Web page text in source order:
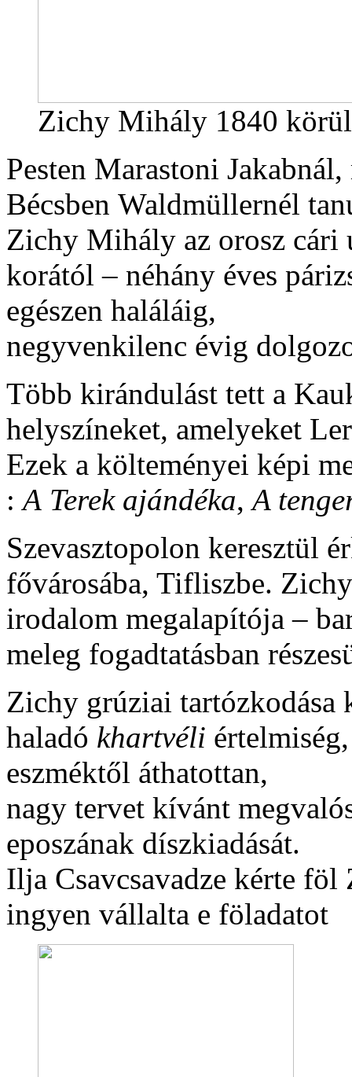
Zichy Mihály 1840 körül
Pesten Marastoni
Bécsben Waldmüllernél
Zichy Mihály az orosz cári
korától – néhány éves
egészen haláláig,
negyvenkilenc évig
Több kirándulást tett a
helyszíneket, amelyeket
Ezek a költeményei képi
:A Terek ajándéka,A
Szevasztopolon keresztül
fővárosába, Tifliszbe.
irodalom megalapítója –
meleg fogadtatásban
Zichy grúziai tartózkodása
haladó khartvéli
eszméktől áthatottan,
nagy tervet kívánt
eposzának díszkiadását.
Ilja Csavcsavadze kérte
ingyen vállalta e föladatot